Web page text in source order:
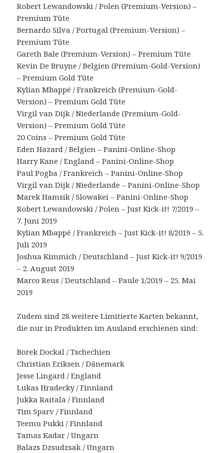
Robert Lewandowski / Polen (Premium-Version) –
Premium Tüte
Bernardo Silva / Portugal (Premium-Version) –
Premium Tüte
Gareth Bale (Premium-Version) – Premium Tüte
Kevin De Bruyne / Belgien (Premium-Gold-Version)
– Premium Gold Tüte
Kylian Mbappé / Frankreich (Premium-Gold-
Version) – Premium Gold Tüte
Virgil van Dijk / Niederlande (Premium-Gold-
Version) – Premium Gold Tüte
20 Coins – Premium Gold Tüte
Eden Hazard / Belgien – Panini-Online-Shop
Harry Kane / England – Panini-Online-Shop
Paul Pogba / Frankreich – Panini-Online-Shop
Virgil van Dijk / Niederlande – Panini-Online-Shop
Marek Hamsik / Slowakei – Panini-Online-Shop
Robert Lewandowski / Polen – Just Kick-it! 7/2019 –
7. Juni 2019
Kylian Mbappé / Frankreich – Just Kick-it! 8/2019 – 5.
Juli 2019
Joshua Kimmich / Deutschland – Just Kick-it! 9/2019
– 2. August 2019
Marco Reus / Deutschland – Paule 1/2019 – 25. Mai
2019
Zudem sind 28 weitere Limitierte Karten bekannt,
die nur in Produkten im Ausland erschienen sind:
Borek Dockal / Tschechien
Christian Eriksen / Dänemark
Jesse Lingard / England
Lukas Hradecky / Finnland
Jukka Raitala / Finnland
Tim Sparv / Finnland
Teemu Pukki / Finnland
Tamas Kadar / Ungarn
Balazs Dzsudzsak / Ungarn